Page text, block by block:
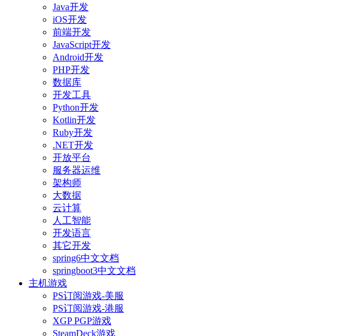
Java开发
iOS开发
前端开发
JavaScript开发
Android开发
PHP开发
数据库
开发工具
Python开发
Kotlin开发
Ruby开发
.NET开发
开放平台
服务器运维
架构师
大数据
云计算
人工智能
开发语言
其它开发
spring6中文文档
springboot3中文文档
主机游戏
PS订阅游戏-美服
PS订阅游戏-港服
XGP PGP游戏
SteamDeck游戏